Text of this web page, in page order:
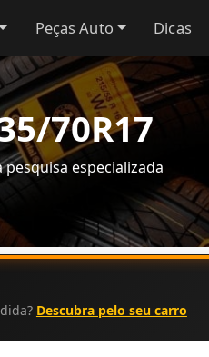
Peças Auto Dicas
70R17
especializada
Descubra pelo seu carro